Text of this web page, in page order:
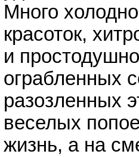
Много
красоток,
и
ограбленных
разозленных
веселых
жизнь, а на